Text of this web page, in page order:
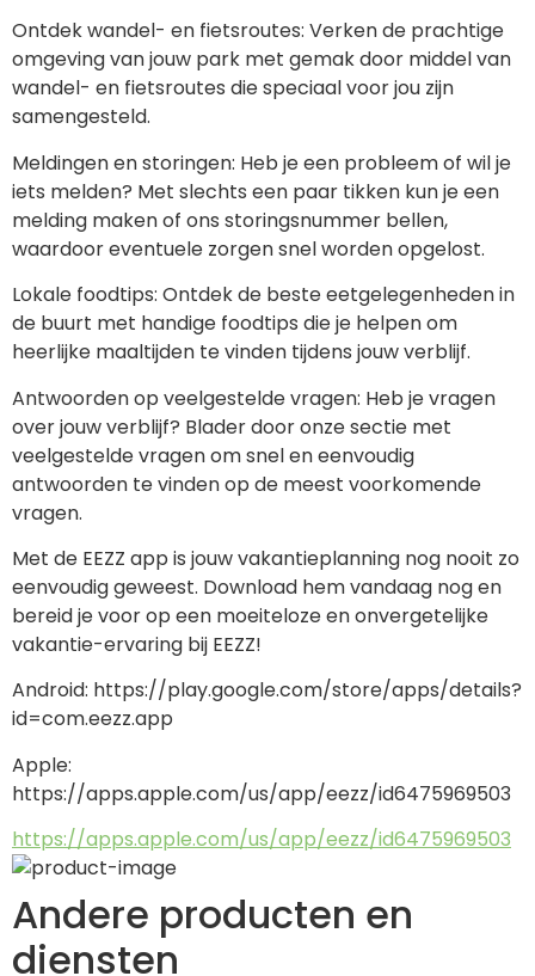
Ontdek wandel- en fietsroutes: Verken de prachtige
omgeving van jouw park met gemak door middel van
wandel- en fietsroutes die speciaal voor jou zijn
samengesteld.
Meldingen en storingen: Heb je een probleem of wil je
iets melden? Met slechts een paar tikken kun je een
melding maken of ons storingsnummer bellen,
waardoor eventuele zorgen snel worden opgelost.
Lokale foodtips: Ontdek de beste eetgelegenheden in
de buurt met handige foodtips die je helpen om
heerlijke maaltijden te vinden tijdens jouw verblijf.
Antwoorden op veelgestelde vragen: Heb je vragen
over jouw verblijf? Blader door onze sectie met
veelgestelde vragen om snel en eenvoudig
antwoorden te vinden op de meest voorkomende
vragen.
Met de EEZZ app is jouw vakantieplanning nog nooit zo
eenvoudig geweest. Download hem vandaag nog en
bereid je voor op een moeiteloze en onvergetelijke
vakantie-ervaring bij EEZZ!
Android: https://play.google.com/store/apps/details?
id=com.eezz.app
Apple:
https://apps.apple.com/us/app/eezz/id6475969503
https://apps.apple.com/us/app/eezz/id6475969503
Andere producten en
diensten